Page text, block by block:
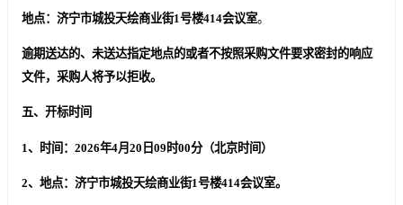
地点：济宁市城投天绘商业街1号楼414会议室。
逾期送达的、未送达指定地点的或者不按照采购文件要求密封的响应
文件， 采购人将予以拒收。
五、 开标时间
1、时间：2026年4月 20 日 09 时00分（北京时间）
2、地点：济宁市城投天绘商业街1号楼414会议室。